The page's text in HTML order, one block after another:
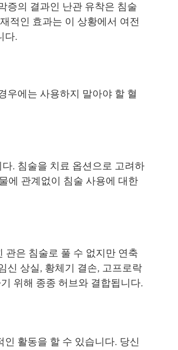
증의 결과인 난관 유착은 침술
적인 효과는 이 상황에서 여전
다.
우에는 사용하지 말아야 할 혈
. 침술을 치료 옵션으로 고려하
에 관계없이 침술 사용에 대한
관은 침술로 풀 수 없지만 연축
신 상실, 황체기 결손, 고프로락
위해 종종 허브와 결합됩니다.
활동을 할 수 있습니다. 당신